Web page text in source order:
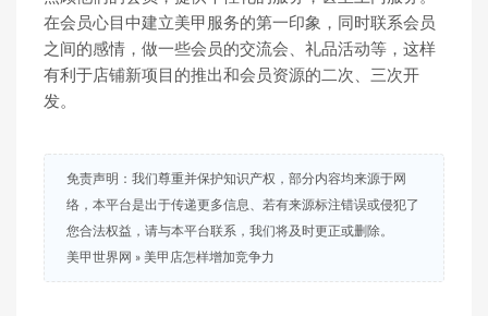
在会员心目中建立美甲服务的第一印象，同时联系会员
之间的感情，做一些会员的交流会、礼品活动等，这样
有利于店铺新项目的推出和会员资源的二次、三次开
发。
免责声明：我们尊重并保护知识产权，部分内容均来源于网
络，本平台是出于传递更多信息、若有来源标注错误或侵犯了
您合法权益，请与本平台联系，我们将及时更正或删除。
美甲世界网 » 美甲店怎样增加竞争力